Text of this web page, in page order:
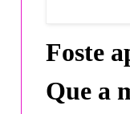
Foste
Que a